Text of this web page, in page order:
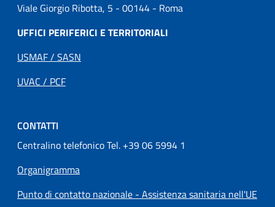
Viale Giorgio Ribotta, 5 - 00144 - Roma
UFFICI PERIFERICI E TERRITORIALI
USMAF / SASN
UVAC / PCF
CONTATTI
Centralino telefonico Tel. +39 06 5994 1
Organigramma
Punto di contatto nazionale - Assistenza sanitaria nell'UE